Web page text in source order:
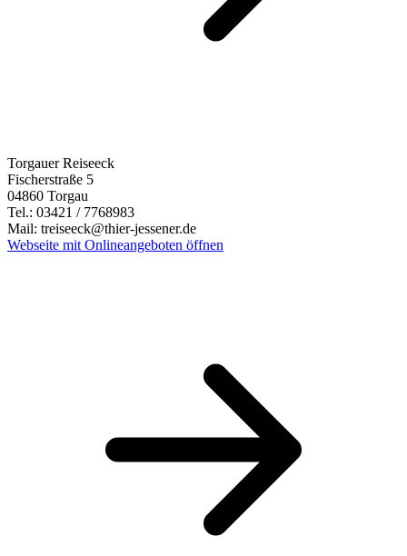
Torgauer Reiseeck
Fischerstraße 5
04860 Torgau
Tel.: 03421 / 7768983
Mail: treiseeck@thier-jessener.de
Webseite mit Onlineangeboten öffnen